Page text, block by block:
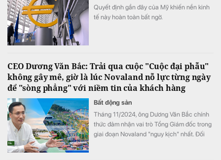
Quyết định gần đây của Mỹ khiến nền kinh
tế này hoàn toàn bất ngờ.
CEO Dương Văn Bắc: Trải qua cuộc "Cuộc đại phẫu"
không gây mê, giờ là lúc Novaland nỗ lực từng ngày
để "sòng phẳng" với niềm tin của khách hàng
Bất động sản
Tháng 11/2024, ông Dương Văn Bắc chính
thức đảm nhận vai trò Tổng Giám đốc trong
giai đoạn Novaland "nguy kịch" nhất. Đối